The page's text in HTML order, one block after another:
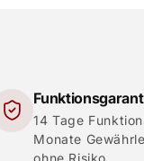
14 Tage
Monate
ohne Risiko.